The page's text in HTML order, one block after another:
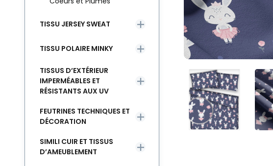
TISSU JERSEY SWEAT
TISSU POLAIRE MINKY
TISSUS D’EXTÉRIEUR
IMPERMÉABLES ET
RÉSISTANTS AUX UV
FEUTRINES TECHNIQUES ET
DÉCORATION
SIMILI CUIR ET TISSUS
D’AMEUBLEMENT